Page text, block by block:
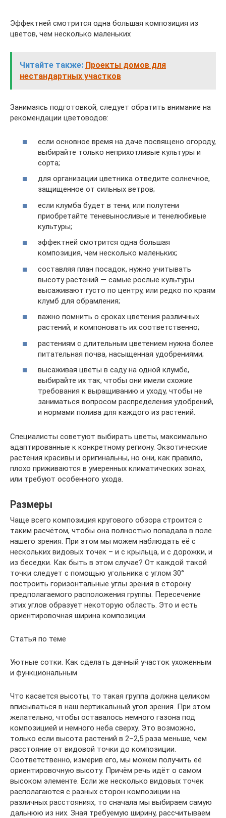
Эффектней смотрится одна большая композиция из
цветов, чем несколько маленьких
Читайте также: Проекты домов для
нестандартных участков
Занимаясь подготовкой, следует обратить внимание на
рекомендации цветоводов:
если основное время на даче посвящено огороду,
выбирайте только неприхотливые культуры и
сорта;
для организации цветника отведите солнечное,
защищенное от сильных ветров;
если клумба будет в тени, или полутени
приобретайте теневыносливые и тенелюбивые
культуры;
эффектней смотрится одна большая
композиция, чем несколько маленьких;
составляя план посадок, нужно учитывать
высоту растений — самые рослые культуры
высаживают густо по центру, или редко по краям
клумб для обрамления;
важно помнить о сроках цветения различных
растений, и компоновать их соответственно;
растениям с длительным цветением нужна более
питательная почва, насыщенная удобрениями;
высаживая цветы в саду на одной клумбе,
выбирайте их так, чтобы они имели схожие
требования к выращиванию и уходу, чтобы не
заниматься вопросом распределения удобрений,
и нормами полива для каждого из растений.
Специалисты советуют выбирать цветы, максимально
адаптированные к конкретному региону. Экзотические
растения красивы и оригинальны, но они, как правило,
плохо приживаются в умеренных климатических зонах,
или требуют особенного ухода.
Размеры
Чаще всего композиция кругового обзора строится с
таким расчётом, чтобы она полностью попадала в поле
нашего зрения. При этом мы можем наблюдать её с
нескольких видовых точек – и с крыльца, и с дорожки, и
из беседки. Как быть в этом случае? От каждой такой
точки следует с помощью угольника с углом 30°
построить горизонтальные углы зрения в сторону
предполагаемого расположения группы. Пересечение
этих углов образует некоторую область. Это и есть
ориентировочная ширина композиции.
Статья по теме
Уютные сотки. Как сделать дачный участок ухоженным
и функциональным
Что касается высоты, то такая группа должна целиком
вписываться в наш вертикальный угол зрения. При этом
желательно, чтобы оставалось немного газона под
композицией и немного неба сверху. Это возможно,
только если высота растений в 2–2,5 раза меньше, чем
расстояние от видовой точки до композиции.
Соответственно, измерив его, мы можем получить её
ориентировочную высоту. Причём речь идёт о самом
высоком элементе. Если же несколько видовых точек
располагаются с разных сторон композиции на
различных расстояниях, то сначала мы выбираем самую
дальнюю из них. Зная требуемую ширину, рассчитываем